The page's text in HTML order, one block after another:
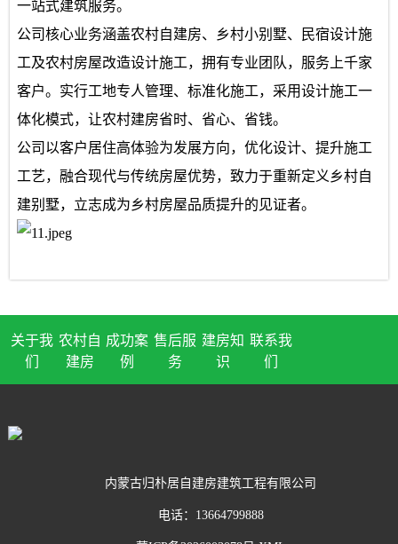
一站式建筑服务。
公司核心业务涵盖农村自建房、乡村小别墅、民宿设计施
工及农村房屋改造设计施工，拥有专业团队，服务上千家
客户。实行工地专人管理、标准化施工，采用设计施工一
体化模式，让农村建房省时、省心、省钱。
公司以客户居住高体验为发展方向，优化设计、提升施工
工艺，融合现代与传统房屋优势，致力于重新定义乡村自
建别墅，立志成为乡村房屋品质提升的见证者。
关于我
们
农村自
建房
成功案
例
售后服
务
建房知
识
联系我
们
内蒙古归朴居自建房建筑工程有限公司
电话：13664799888